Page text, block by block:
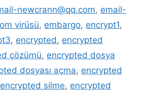
newcrann@qq.com, email-
virüsü, embargo, encrypt1,
, encrypted, encrypted
çözümü, encrypted dosya
dosyası açma, encrypted
encrypted silme, encrypted